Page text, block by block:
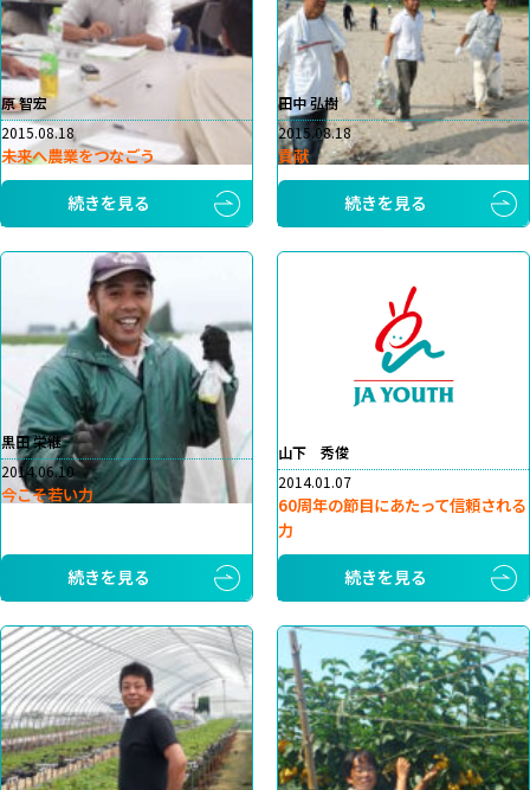
原 智宏
2015.08.18
未来へ農業をつなごう
続きを見る
田中 弘樹
2015.08.18
貢献
続きを見る
黒田 栄継
2014.06.10
今こそ若い力
続きを見る
山下 秀俊
2014.01.07
60周年の節目にあたって信頼される
力
続きを見る